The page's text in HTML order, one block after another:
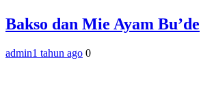
Bakso dan Mie Ayam Bu’de
admin1 tahun ago 0